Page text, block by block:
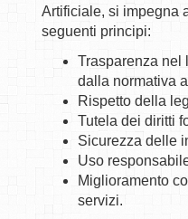
Artificiale, si impegna
seguenti principi:
Trasparenza nel
dalla normativa
Rispetto della
Tutela dei diritti
Sicurezza delle
Uso
Miglioramento
servizi.